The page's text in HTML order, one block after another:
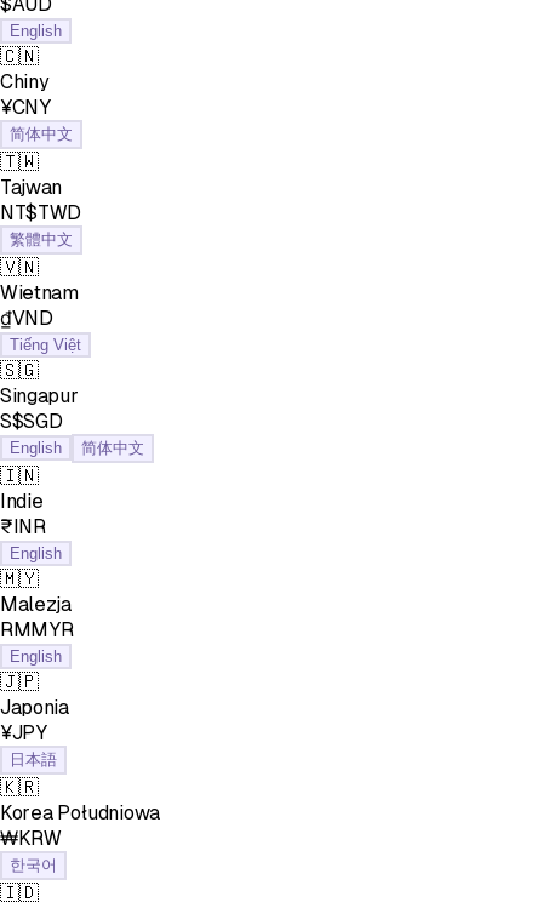
English
🇨🇳
Chiny
¥CNY
简体中文
🇹🇼
Tajwan
NT$TWD
繁體中文
🇻🇳
Wietnam
₫VND
Tiếng Việt
🇸🇬
Singapur
S$SGD
English 简体中文
🇮🇳
Indie
₹INR
English
🇲🇾
Malezja
RMMYR
English
🇯🇵
Japonia
¥JPY
日本語
🇰🇷
Korea Południowa
₩KRW
한국어
🇮🇩